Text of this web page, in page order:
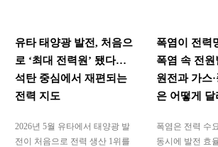
유타 태양광 발전, 처음으
로 ‘최대 전력원’ 됐다…
석탄 중심에서 재편되는
전력 지도
2026년 5월 유타에서 태양광 발
전이 처음으로 전력 생산 1위를
폭염이 전력
폭염 속 전원
원전과 가스
은 어떻게 달
폭염은 전력 수
동시에 발전 효